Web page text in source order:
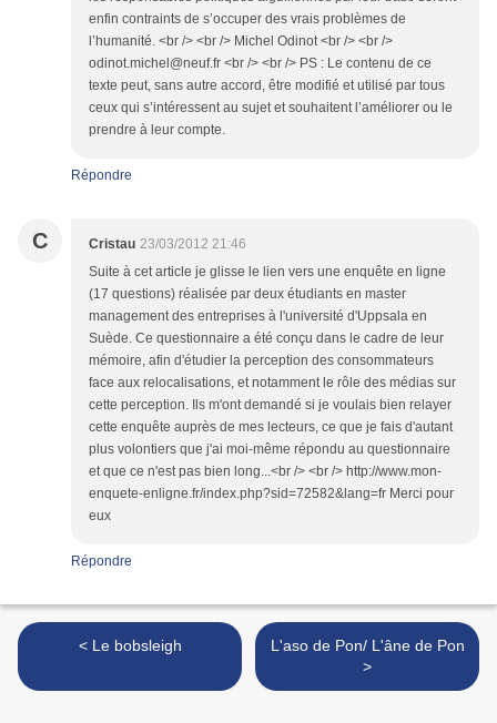
Répondre
C Cristau 23/03/2012 21:46
Suite à cet article je glisse le lien vers une enquête en ligne
(17 questions) réalisée par deux étudiants en master
management des entreprises à l'université d'Uppsala en
Suède. Ce questionnaire a été conçu dans le cadre de leur
mémoire, afin d'étudier la perception des consommateurs
face aux relocalisations, et notamment le rôle des médias sur
cette perception. Ils m'ont demandé si je voulais bien relayer
cette enquête auprès de mes lecteurs, ce que je fais d'autant
plus volontiers que j'ai moi-même répondu au questionnaire
et que ce n'est pas bien long...<br /> <br /> http://www.mon-
enquete-enligne.fr/index.php?sid=72582&lang=fr Merci pour
eux
Répondre
< Le bobsleigh
L'aso de Pon/ L'âne de Pon
>